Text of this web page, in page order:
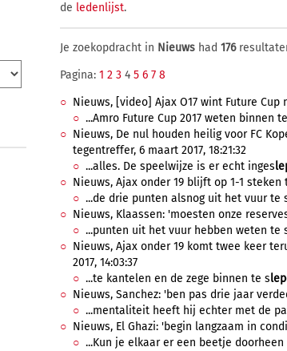
de ledenlijst.
Je zoekopdracht in Nieuws had 176
Pagina: 1 2 3 4 5 6 7 8
Nieuws, [video] Ajax O17 wint Future Cup
...Amro Future Cup 2017 weten binnen
Nieuws, De nul houden heilig voor FC
tegentreffer, 6 maart 2017, 18:21:32
...alles. De speelwijze is er echt inges
Nieuws, Ajax onder 19 blijft op 1-1 steken
...de drie punten alsnog uit het vuur te
Nieuws, Klaassen: 'moesten onze
...punten uit het vuur hebben weten te
Nieuws, Ajax onder 19 komt twee keer
2017, 14:03:37
...te kantelen en de zege binnen te s
Nieuws, Sanchez: 'ben pas drie jaar
...mentaliteit heeft hij echter met de
Nieuws, El Ghazi: 'begin langzaam in
...Kun je elkaar er een beetje doorheen